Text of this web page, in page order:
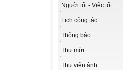
Người tốt - Việc tốt
Lịch công tác
Thông báo
Thư mời
Thư viện ảnh